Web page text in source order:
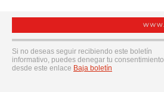
Si no deseas seguir recibiendo este boletín
informativo, puedes denegar tu consentimiento
desde este enlace Baja boletín